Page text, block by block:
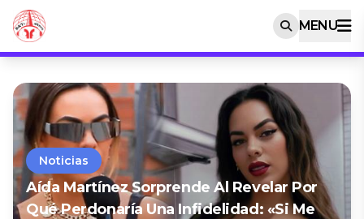
MENU
Noticias
Aída Martínez Sorprende Al Revelar Por
Qué Perdonaría Una Infidelidad: «Si Me